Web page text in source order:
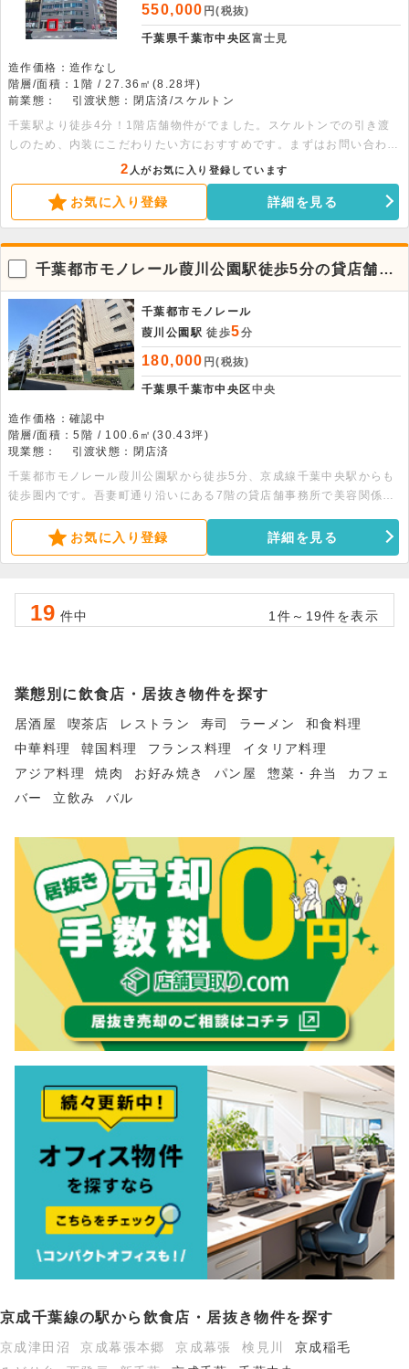
550,000 円(税抜)
千葉県千葉市中央区富士見
造作価格：造作なし
階層/面積：1階 / 27.36㎡(8.28坪)
前業態：
引渡状態：閉店済/スケルトン
千葉駅より徒歩4分！1階店舗物件がでました。スケルトンでの引き渡
しのため、内装にこだわりたい方におすすめです。まずはお問い合わせ
2 人がお気に入り登録しています
お気に入り登録 詳細を見る
千葉都市モノレール葭川公園駅徒歩5分の貸店舗事
務所
千葉都市モノレール
葭川公園駅 徒歩5分
180,000 円(税抜)
千葉県千葉市中央区中央
造作価格：確認中
階層/面積：5階 / 100.6㎡(30.43坪)
現業態：
引渡状態：閉店済
千葉都市モノレール葭川公園駅から徒歩5分、京成線千葉中央駅からも
徒歩圏内です。吾妻町通り沿いにある7階の貸店舗事務所で美容関係や
お気に入り登録 詳細を見る
19 件中 1件～19件を表示
業態別に飲食店・居抜き物件を探す
居酒屋 喫茶店 レストラン 寿司 ラーメン
和食料理
中華料理
韓国料理 フランス料理
イタリア料理
アジア料理
焼肉 お好み焼き パン屋 惣菜・弁当
カフェ
バー
立飲み バル
京成千葉線の駅から飲食店・居抜き物件を探す
京成津田沼 京成幕張本郷 京成幕張 検見川
京成稲毛